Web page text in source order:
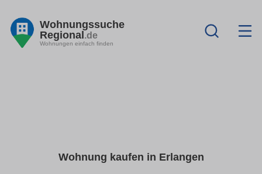
Wohnungssuche
Regional.de
Wohnungen einfach finden
Wohnung kaufen in Erlangen